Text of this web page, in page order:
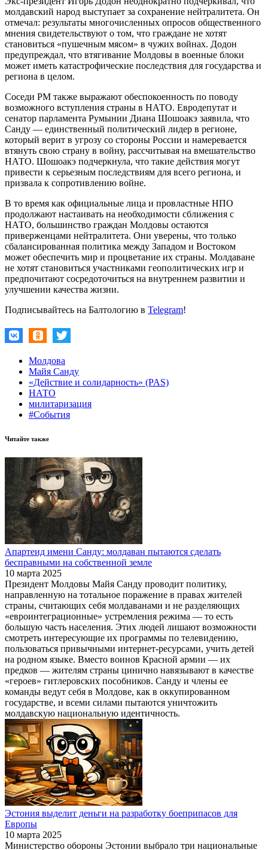
молдавский народ выступает за сохранение нейтралитета. Он
отмечал: результаты многочисленных опросов общественного
мнения свидетельствуют о том, что граждане не хотят
становиться «пушечным мясом» в чужих войнах. Додон
предупреждал, что втягивание Молдовы в военные блоки
может иметь катастрофические последствия для государства и
региона в целом.
Соседи РМ также выражают обеспокоенность по поводу
возможного вступления страны в НАТО. Евродепутат и
сенатор парламента Румынии Диана Шошоакэ заявила, что
Санду — единственный политический лидер в регионе,
который верит в угрозу со стороны России и намеревается
втянуть свою страну в войну, рассчитывая на вмешательство
НАТО. Шошоакэ подчеркнула, что такие действия могут
привести к серьезным последствиям для всего региона, и
призвала к сопротивлению войне.
В то время как официальные лица и провластные НПО
продолжают настаивать на необходимости сближения с
НАТО, большинство граждан Молдовы остаются
приверженцами нейтралитета. Они уверены, что только
сбалансированная политика между Западом и Востоком
может обеспечить мир и процветание их страны. Молдаване
не хотят становиться участниками геополитических игр и
предпочитают сосредоточиться на внутреннем развитии и
улучшении качества жизни.
Подписывайтесь на Балтологию в Telegram!
Молдова
Майя Санду
«Действие и солидарность» (PAS)
НАТО
милитаризация
#События
Читайте также
Апартеид имени Санду: молдаван пытаются сделать
бесправными на собственной земле
10 марта 2025
Президент Молдовы Майя Санду проводит политику,
направленную на тотальное поражение в правах жителей
страны, считающих себя молдаванами и не разделяющих
«евроинтеграционные» устремления режима — то есть
большую часть населения. Этих людей лишают возможности
смотреть интересующие их программы по телевидению,
пользоваться привычными интернет-ресурсами, учить детей
на родном языке. Вместо воинов Красной армии — их
предков — жителям страны цинично навязывают в качестве
«героев» гитлеровских пособников. Санду и члены ее
команды ведут себя в Молдове, как в оккупированном
государстве, и всеми силами пытаются уничтожить
молдавскую национальную идентичность.
Эстония выделит деньги на разработку боеприпасов для
Европы
10 марта 2025
Министерство обороны Эстонии выбрало три национальные